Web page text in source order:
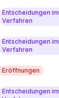
Entscheidungen im
Verfahren
Entscheidungen im
Verfahren
Eröffnungen
Entscheidungen im